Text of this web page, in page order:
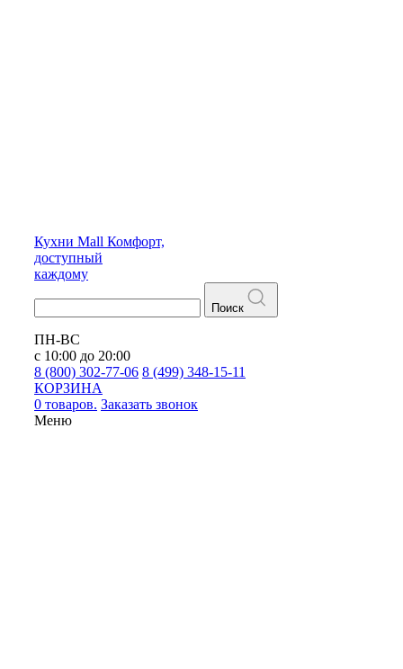
Кухни Mall Комфорт,
доступный
каждому
Поиск
ПН-ВС
с 10:00 до 20:00
8 (800) 302-77-06 8 (499) 348-15-11
КОРЗИНА
0 товаров. Заказать звонок
Меню